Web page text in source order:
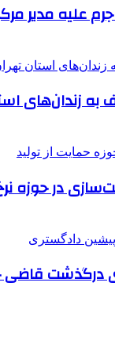
علیه مدیر
در حوزه
درگذشت قاضی